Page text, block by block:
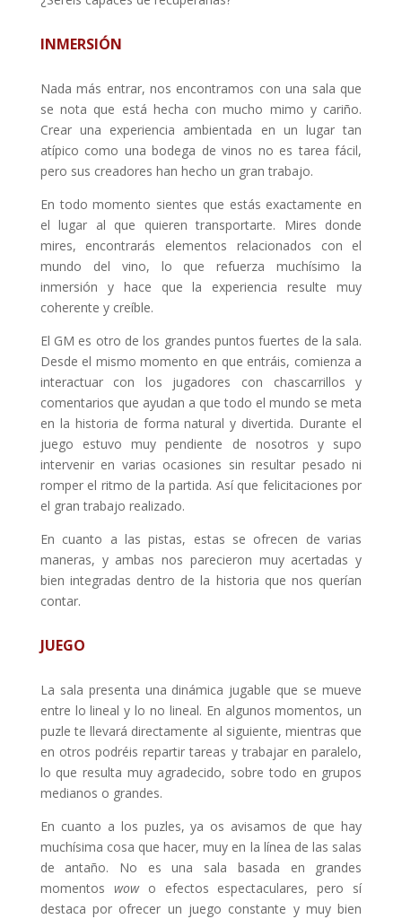
INMERSIÓN
Nada más entrar, nos encontramos con una sala que
se nota que está hecha con mucho mimo y cariño.
Crear una experiencia ambientada en un lugar tan
atípico como una bodega de vinos no es tarea fácil,
pero sus creadores han hecho un gran trabajo.
En todo momento sientes que estás exactamente en
el lugar al que quieren transportarte. Mires donde
mires, encontrarás elementos relacionados con el
mundo del vino, lo que refuerza muchísimo la
inmersión y hace que la experiencia resulte muy
coherente y creíble.
El GM es otro de los grandes puntos fuertes de la sala.
Desde el mismo momento en que entráis, comienza a
interactuar con los jugadores con chascarrillos y
comentarios que ayudan a que todo el mundo se meta
en la historia de forma natural y divertida. Durante el
juego estuvo muy pendiente de nosotros y supo
intervenir en varias ocasiones sin resultar pesado ni
romper el ritmo de la partida. Así que felicitaciones por
el gran trabajo realizado.
En cuanto a las pistas, estas se ofrecen de varias
maneras, y ambas nos parecieron muy acertadas y
bien integradas dentro de la historia que nos querían
contar.
JUEGO
La sala presenta una dinámica jugable que se mueve
entre lo lineal y lo no lineal. En algunos momentos, un
puzle te llevará directamente al siguiente, mientras que
en otros podréis repartir tareas y trabajar en paralelo,
lo que resulta muy agradecido, sobre todo en grupos
medianos o grandes.
En cuanto a los puzles, ya os avisamos de que hay
muchísima cosa que hacer, muy en la línea de las salas
de antaño. No es una sala basada en grandes
momentos wowo efectos espectaculares, pero sí
destaca por ofrecer un juego constante y muy bien